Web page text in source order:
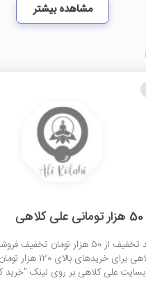
مشاهده بیشتر
با وارد کردن کد تخفیف از 50 هزار
پوشاک علی کلاهی برای
علی کلاهی بر روی لینک "خرید